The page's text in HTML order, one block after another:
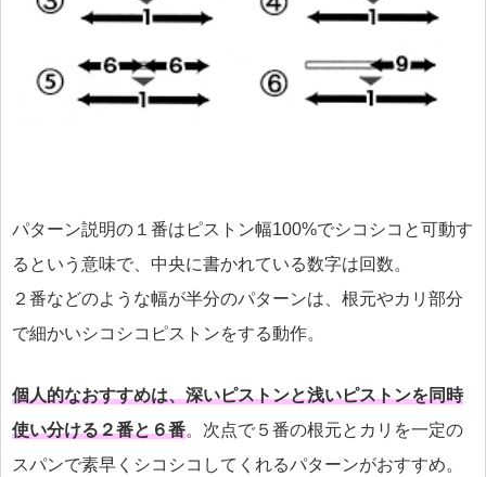
パターン説明の１番はピストン幅100%でシコシコと可動す
るという意味で、中央に書かれている数字は回数。
２番などのような幅が半分のパターンは、根元やカリ部分
で細かいシコシコピストンをする動作。
個人的なおすすめは、深いピストンと浅いピストンを同時
使い分ける２番と６番。次点で５番の根元とカリを一定の
スパンで素早くシコシコしてくれるパターンがおすすめ。